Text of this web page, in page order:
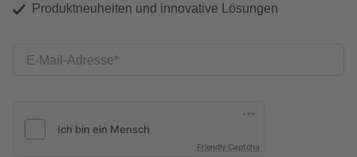
Produktneuheiten und innovative Lösungen
E-Mail-Adresse
Friendly Captcha